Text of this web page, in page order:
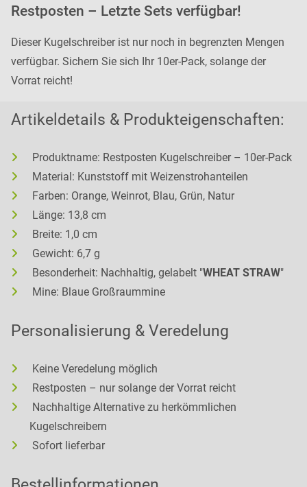
Restposten – Letzte Sets verfügbar!
Dieser Kugelschreiber ist nur noch in begrenzten Mengen
verfügbar. Sichern Sie sich Ihr 10er-Pack, solange der
Vorrat reicht!
Artikeldetails & Produkteigenschaften:
Produktname: Restposten Kugelschreiber – 10er-Pack
Material: Kunststoff mit Weizenstrohanteilen
Farben: Orange, Weinrot, Blau, Grün, Natur
Länge: 13,8 cm
Breite: 1,0 cm
Gewicht: 6,7 g
Besonderheit: Nachhaltig, gelabelt "WHEAT STRAW"
Mine: Blaue Großraummine
Personalisierung & Veredelung
Keine Veredelung möglich
Restposten – nur solange der Vorrat reicht
Nachhaltige Alternative zu herkömmlichen
Kugelschreibern
Sofort lieferbar